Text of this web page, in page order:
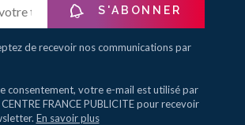
S'ABONNER
de recevoir nos communications par
consentement, votre e-mail est utilisé par
FRANCE PUBLICITE pour recevoir
En savoir plus